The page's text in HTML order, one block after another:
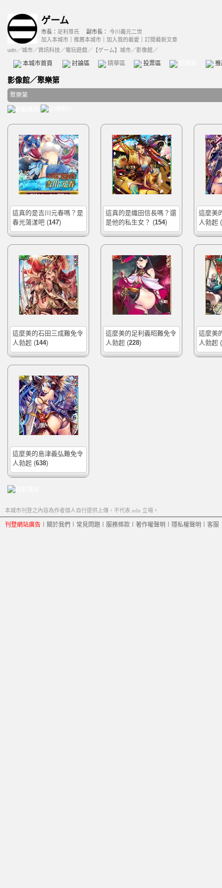
ゲーム
市長： 足利尊氏 副市長： 今川義元二世
加入本城市
推薦本城市 加入我的最愛
訂閱最新文章
udn／城市／資訊科技 ／電玩遊戲／ 【ゲーム】城市／影像館／
本城市首頁 討論區 精華區 投票區 影像館
影像館／聚樂第
聚樂第
這真的是吉川元春嗎？是
春光蕩漾吧 (147)
這真的是織田信長嗎？還
是他的私生女？ (154)
這麼美
人勃起 (
這麼美的石田三成難免令
人勃起 (144)
這麼美的足利義昭難免令
人勃起 (228)
這麼美
人勃起 (
這麼美的島津義弘難免令
人勃起 (638)
本城市刊登之內容為作者個人自行提供上傳，不代表 udn 立場。
刊登網站廣告 關於我們 常見問題 服務條款 著作權聲明 隱私權聲明 客服